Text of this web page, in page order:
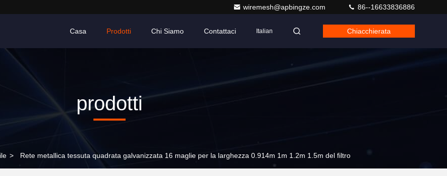
wiremesh@apbingze.com 86--16633836886
Casa Prodotti Chi Siamo Contattaci Italian Chiacchierata
prodotti
> Rete metallica tessuta quadrata galvanizzata 16 maglie per la larghezza 0.914m 1m 1.2m 1.5m del filtro